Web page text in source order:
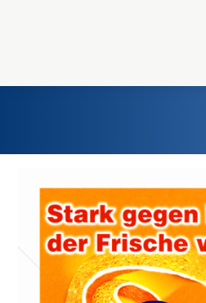
Einst und Heute
Marken
Konzerne